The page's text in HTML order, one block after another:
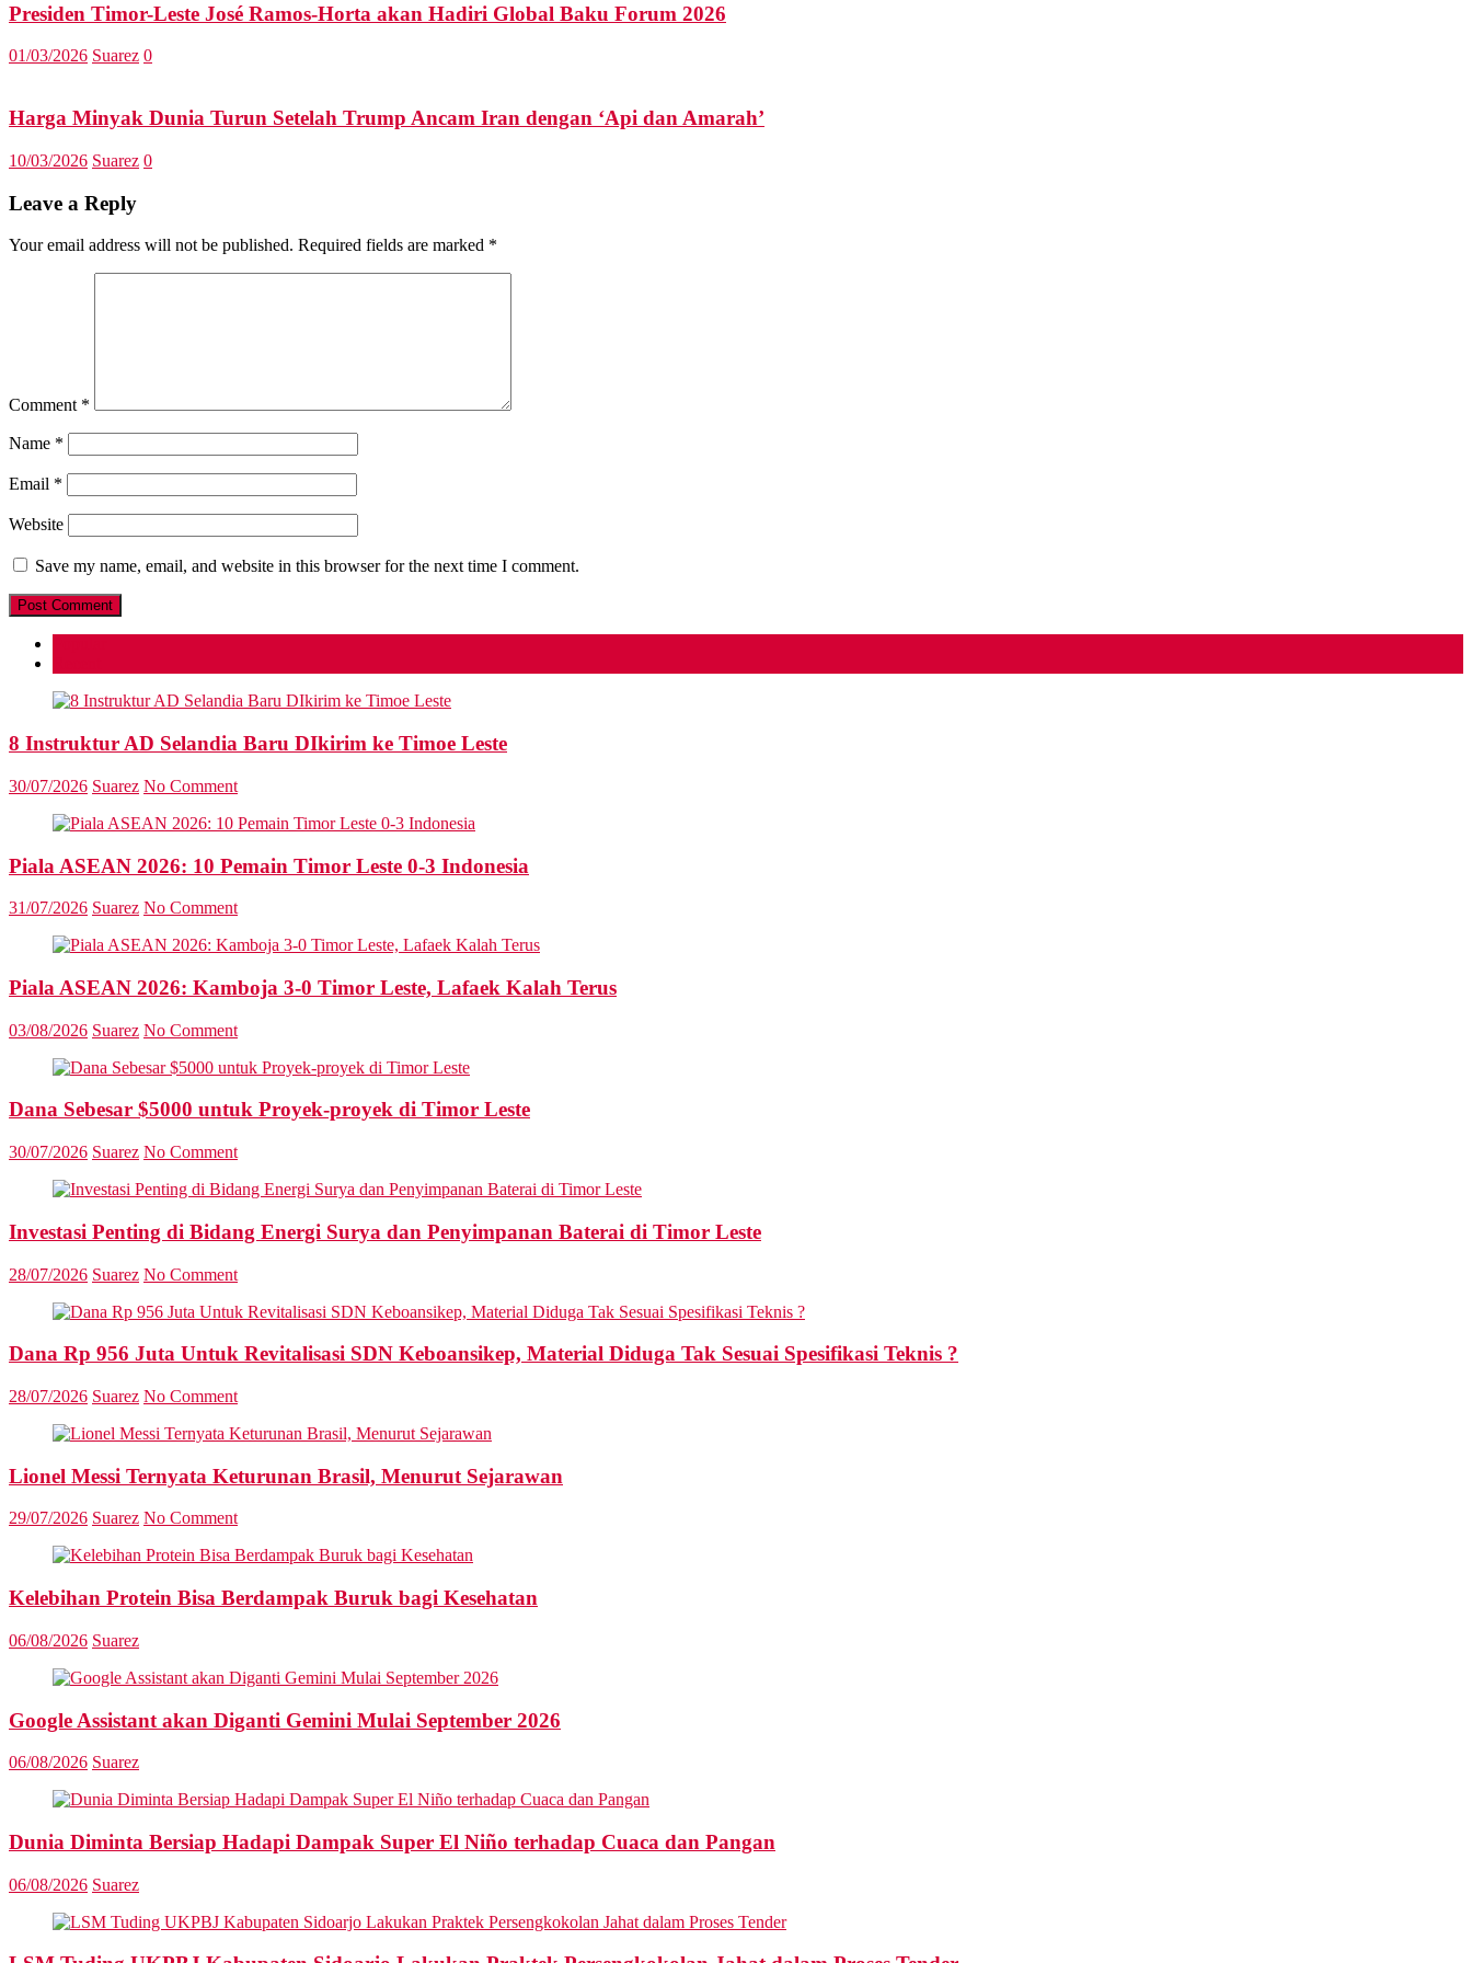
Presiden Timor-Leste José Ramos-Horta akan Hadiri Global Baku Forum 2026
01/03/2026 Suarez 0
Harga Minyak Dunia Turun Setelah Trump Ancam Iran dengan ‘Api dan Amarah’
10/03/2026 Suarez 0
Leave a Reply
Your email address will not be published. Required fields are marked *
Comment *
Name *
Email *
Website
Save my name, email, and website in this browser for the next time I comment.
8 Instruktur AD Selandia Baru DIkirim ke Timoe Leste
30/07/2026 Suarez No Comment
Piala ASEAN 2026: 10 Pemain Timor Leste 0-3 Indonesia
31/07/2026 Suarez No Comment
Piala ASEAN 2026: Kamboja 3-0 Timor Leste, Lafaek Kalah Terus
03/08/2026 Suarez No Comment
Dana Sebesar $5000 untuk Proyek-proyek di Timor Leste
30/07/2026 Suarez No Comment
Investasi Penting di Bidang Energi Surya dan Penyimpanan Baterai di Timor Leste
28/07/2026 Suarez No Comment
Dana Rp 956 Juta Untuk Revitalisasi SDN Keboansikep, Material Diduga Tak Sesuai Spesifikasi Teknis ?
28/07/2026 Suarez No Comment
Lionel Messi Ternyata Keturunan Brasil, Menurut Sejarawan
29/07/2026 Suarez No Comment
Kelebihan Protein Bisa Berdampak Buruk bagi Kesehatan
06/08/2026 Suarez
Google Assistant akan Diganti Gemini Mulai September 2026
06/08/2026 Suarez
Dunia Diminta Bersiap Hadapi Dampak Super El Niño terhadap Cuaca dan Pangan
06/08/2026 Suarez